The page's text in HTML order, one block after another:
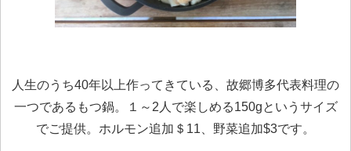
人生のうち40年以上作ってきている、故郷博多代表料理の
一つであるもつ鍋。１～2人で楽しめる150gというサイズ
でご提供。ホルモン追加＄11、野菜追加$3です。